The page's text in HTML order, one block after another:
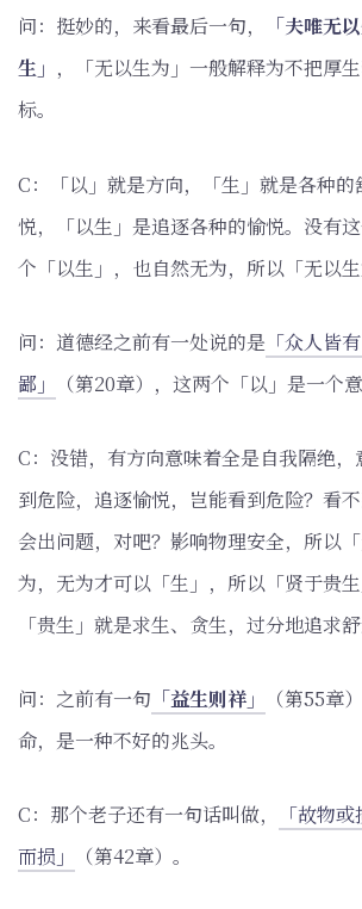
问：挺妙的，来看最后一句，
「夫唯无
生」 ，「无以生为」一般解释为不把厚
标。
C：「以」就是方向，「生」就是各种
悦，「以生」是追逐各种的愉悦。没有
个「以生」，也自然无为，所以「无以生
问：道德经之前有一处说的是 「众人皆
鄙」
（第20章），这两个「以」是一个
C：没错，有方向意味着全是自我隔绝
到危险，追逐愉悦，岂能看到危险？看
会出问题，对吧？影响物理安全，所以
为，无为才可以「生」，所以「贤于贵生
「贵生」就是求生、贪生，过分地追求舒
问：之前有一句 「益生则祥」
（第55章
命，是一种不好的兆头。
C：那个老子还有一句话叫做，
「故物
而损」
（第42章）。